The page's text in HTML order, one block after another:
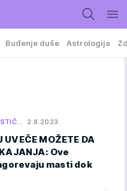
Buđenje duše Astrologija
2.8.2023.
UVEČE MOŽETE DA
Ove
masti dok